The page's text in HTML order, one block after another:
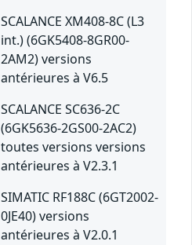
SCALANCE XM408-8C (L3
int.) (6GK5408-8GR00-
2AM2) versions
antérieures à V6.5
SCALANCE SC636-2C
(6GK5636-2GS00-2AC2)
toutes versions versions
antérieures à V2.3.1
SIMATIC RF188C (6GT2002-
0JE40) versions
antérieures à V2.0.1